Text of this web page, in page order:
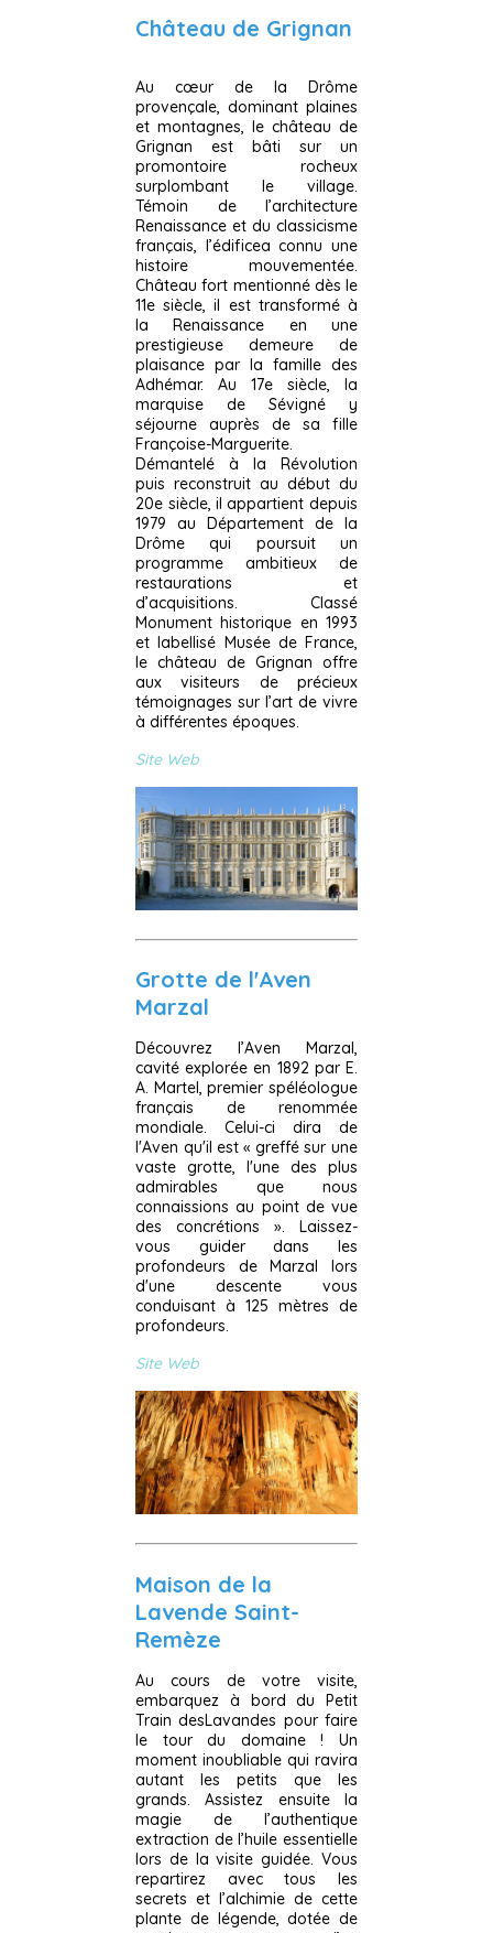
Château de Grignan
Au cœur de la Drôme
provençale, dominant plaines
et montagnes, le château de
Grignan est bâti sur un
promontoire rocheux
surplombant le village.
Témoin de l’architecture
Renaissance et du classicisme
français, l’édificea connu une
histoire mouvementée.
Château fort mentionné dès le
11e siècle, il est transformé à
la Renaissance en une
prestigieuse demeure de
plaisance par la famille des
Adhémar. Au 17e siècle, la
marquise de Sévigné y
séjourne auprès de sa fille
Françoise-Marguerite.
Démantelé à la Révolution
puis reconstruit au début du
20e siècle, il appartient depuis
1979 au Département de la
Drôme qui poursuit un
programme ambitieux de
restaurations et
d’acquisitions. Classé
Monument historique en 1993
et labellisé Musée de France,
le château de Grignan offre
aux visiteurs de précieux
témoignages sur l’art de vivre
à différentes époques.
Site Web
Grotte de l'Aven
Marzal
Découvrez l’Aven Marzal,
cavité explorée en 1892 par E.
A. Martel, premier spéléologue
français de renommée
mondiale. Celui-ci dira de
l'Aven qu'il est « greffé sur une
vaste grotte, l'une des plus
admirables que nous
connaissions au point de vue
des concrétions ». Laissez-
vous guider dans les
profondeurs de Marzal lors
d'une descente vous
conduisant à 125 mètres de
profondeurs.
Site Web
Maison de la
Lavende Saint-
Remèze
Au cours de votre visite,
embarquez à bord du Petit
Train desLavandes pour faire
le tour du domaine ! Un
moment inoubliable qui ravira
autant les petits que les
grands. Assistez ensuite la
magie de l’authentique
extraction de l’huile essentielle
lors de la visite guidée. Vous
repartirez avec tous les
secrets et l’alchimie de cette
plante de légende, dotée de